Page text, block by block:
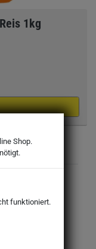
1kg
Shop.
funktioniert.